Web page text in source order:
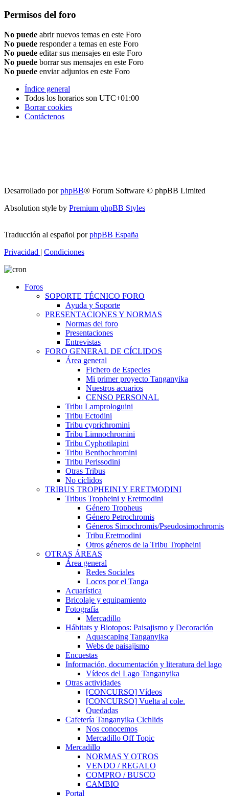
Permisos del foro
No puede abrir nuevos temas en este Foro
No puede responder a temas en este Foro
No puede editar sus mensajes en este Foro
No puede borrar sus mensajes en este Foro
No puede enviar adjuntos en este Foro
Índice general
Todos los horarios son UTC+01:00
Borrar cookies
Contáctenos
Desarrollado porphpBB® Forum Software © phpBB Limited
Absolution style by Premium phpBB Styles
Traducción al español porphpBB España
Privacidad | Condiciones
Foros
SOPORTE TÉCNICO FORO
Ayuda y Soporte
PRESENTACIONES Y NORMAS
Normas del foro
Presentaciones
Entrevistas
FORO GENERAL DE CÍCLIDOS
Área general
Fichero de Especies
Mi primer proyecto Tanganyika
Nuestros acuarios
CENSO PERSONAL
Tribu Lamprologuini
Tribu Ectodini
Tribu cyprichromini
Tribu Limnochromini
Tribu Cyphotilapini
Tribu Benthochromini
Tribu Perissodini
Otras Tribus
No cíclidos
TRIBUS TROPHEINI Y ERETMODINI
Tribus Tropheini y Eretmodini
Género Tropheus
Género Petrochromis
Géneros Simochromis/Pseudosimochromis
Tribu Eretmodini
Otros géneros de la Tribu Tropheini
OTRAS ÁREAS
Área general
Redes Sociales
Locos por el Tanga
Acuarística
Bricolaje y equipamiento
Fotografía
Mercadillo
Hábitats y Biotopos: Paisajismo y Decoración
Aquascaping Tanganyika
Webs de paisajismo
Encuestas
Información, documentación y literatura del lago
Vídeos del Lago Tanganyika
Otras actividades
[CONCURSO] Vídeos
[CONCURSO] Vuelta al cole.
Quedadas
Cafetería Tanganyika Cichlids
Nos conocemos
Mercadillo Off Topic
Mercadillo
NORMAS Y OTROS
VENDO / REGALO
COMPRO / BUSCO
CAMBIO
Portal